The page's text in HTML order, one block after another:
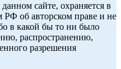
сайте, охраняется в
РФ об авторском праве и не
в какой бы то ни было
распространению,
разрешения